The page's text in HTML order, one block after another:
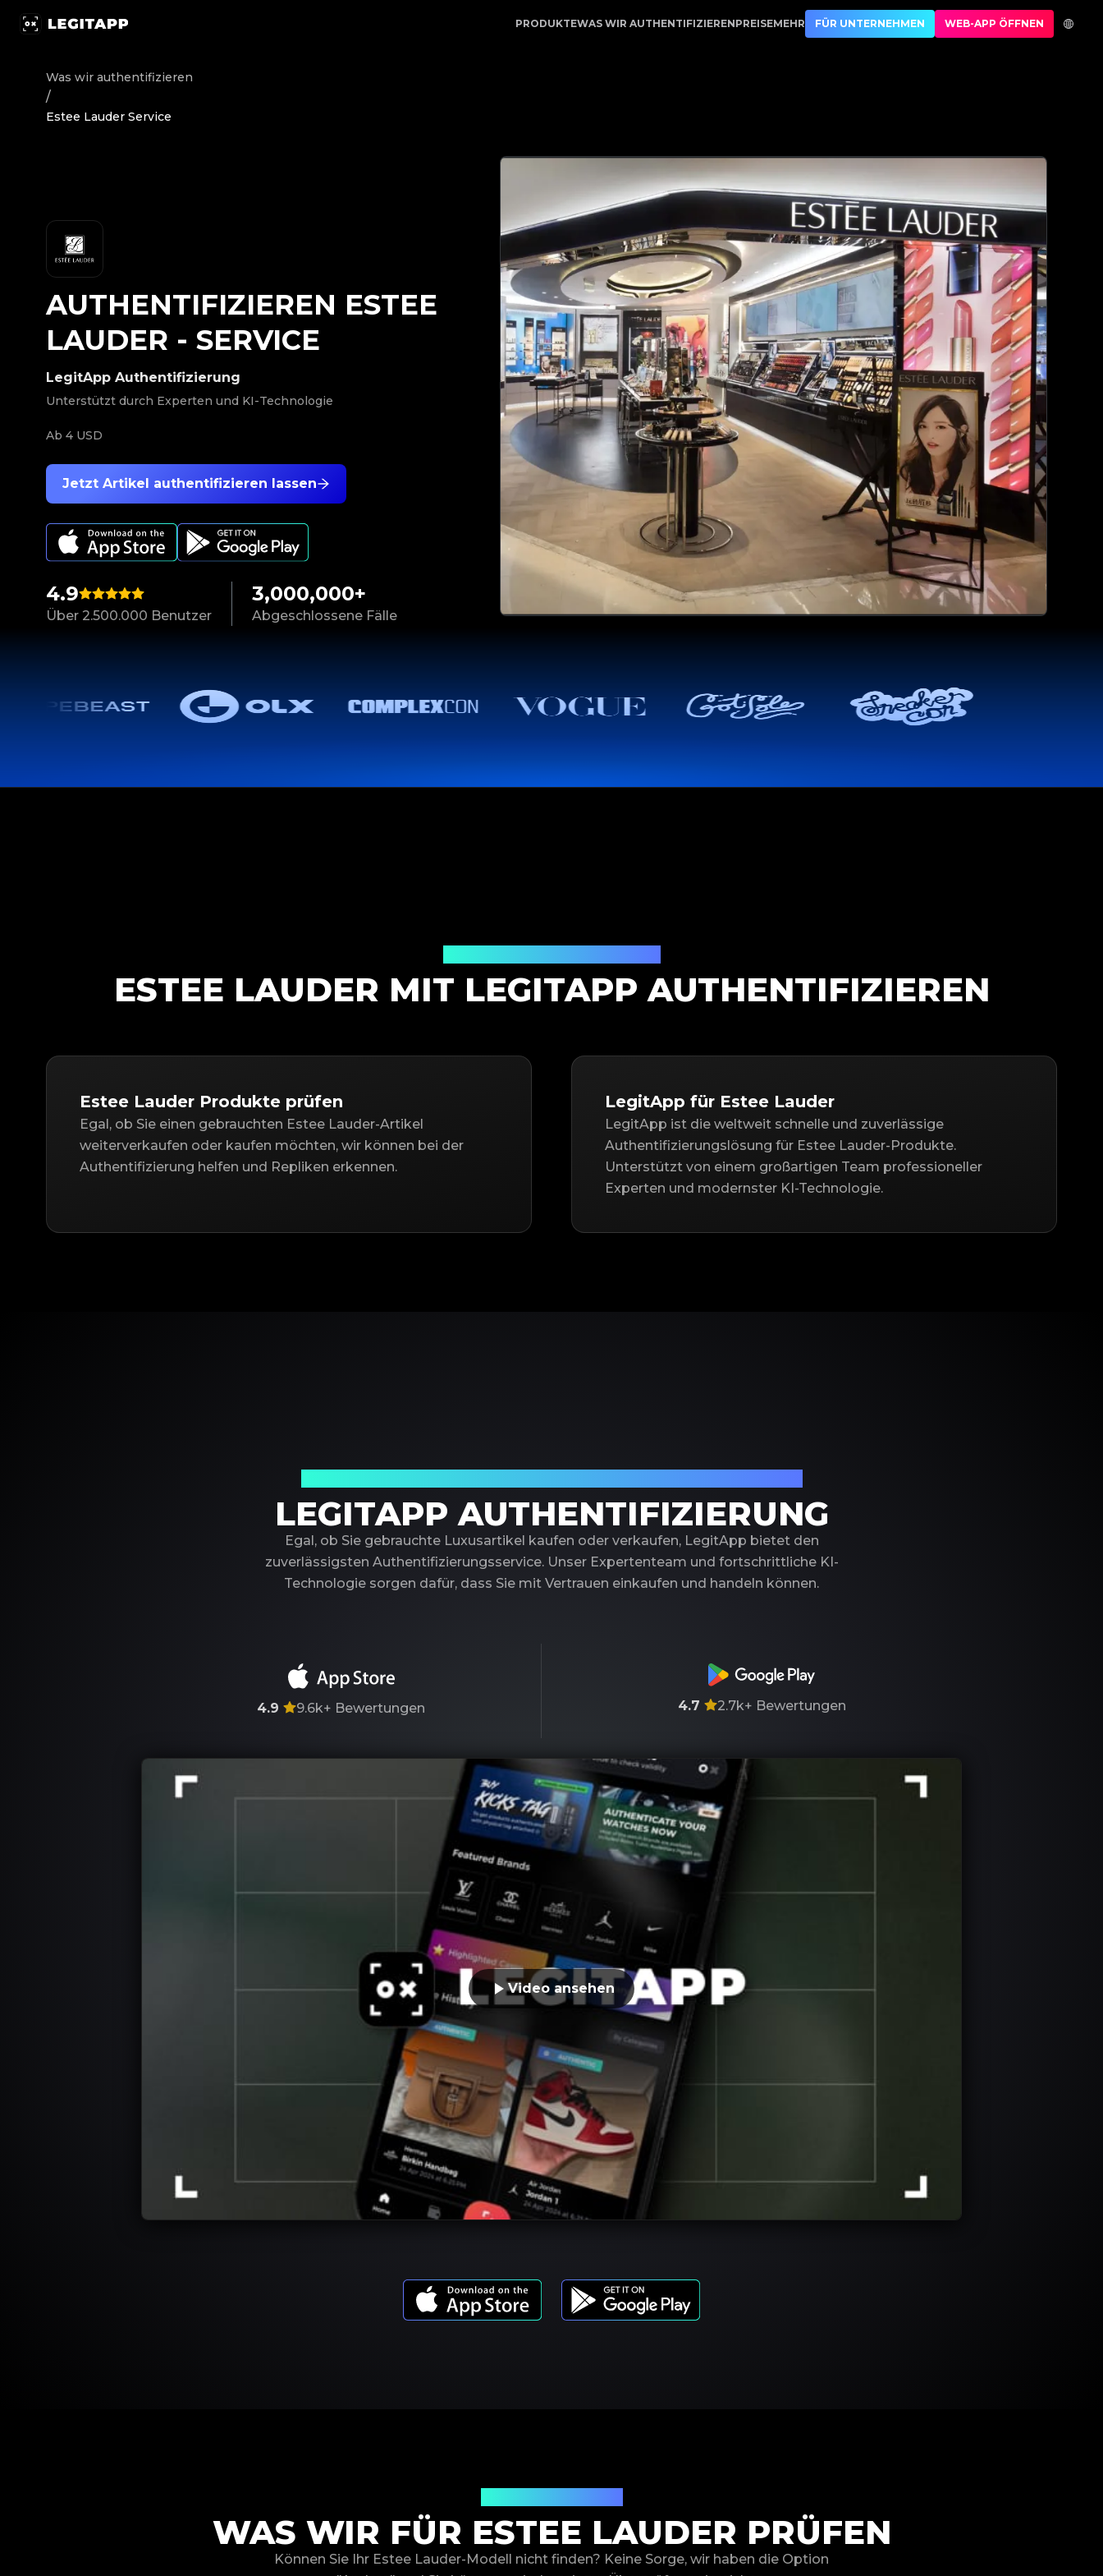
Authentifizieren Estee Lauder - Service | LegitApp | Ihr vertrauenswürdiger Partner für Luxusauthentifizierung | No.1 Best Authentication
PRODUKTEWAS WIR AUTHENTIFIZIERENPREISEMEHR FÜR UNTERNEHMEN WEB-APP ÖFFNEN
Was wir authentifizieren
/
Estee Lauder Service
4.9
Über 2.500.000 Benutzer
3,000,000+
Abgeschlossene Fälle
Jetzt Artikel authentifizieren lassen
LegitApp Authentifizierung
Unterstützt durch Experten und KI-Technologie
Ab 4 USD
AUTHENTIFIZIEREN ESTEE
LAUDER - SERVICE
ESTEE LAUDER MIT LEGITAPP AUTHENTIFIZIEREN
Estee Lauder Produkte prüfen
Egal, ob Sie einen gebrauchten Estee Lauder-Artikel
weiterverkaufen oder kaufen möchten, wir können bei der
Authentifizierung helfen und Repliken erkennen.
LegitApp für Estee Lauder
LegitApp ist die weltweit schnelle und zuverlässige
Authentifizierungslösung für Estee Lauder-Produkte.
Unterstützt von einem großartigen Team professioneller
Experten und modernster KI-Technologie.
LEGITAPP AUTHENTIFIZIERUNG
Egal, ob Sie gebrauchte Luxusartikel kaufen oder verkaufen, LegitApp bietet den
zuverlässigsten Authentifizierungsservice. Unser Expertenteam und fortschrittliche KI-
Technologie sorgen dafür, dass Sie mit Vertrauen einkaufen und handeln können.
4.9 9.6k+ Bewertungen 4.7 2.7k+ Bewertungen
Video ansehen
WAS WIR FÜR ESTEE LAUDER PRÜFEN
Können Sie Ihr Estee Lauder-Modell nicht finden? Keine Sorge, wir haben die Option